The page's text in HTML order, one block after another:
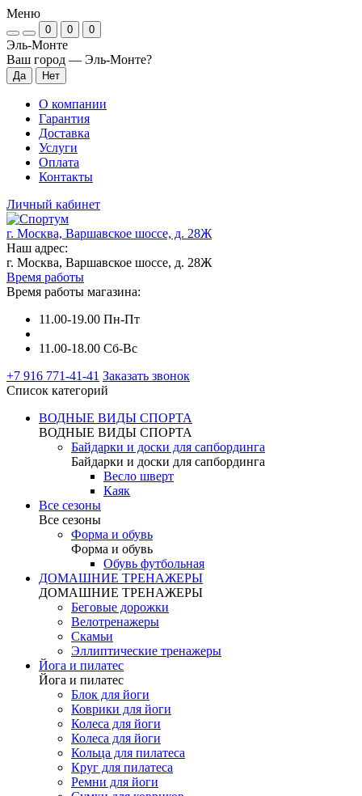
Меню
0 0 0
Эль-Монте
Ваш город — Эль-Монте?
О компании
Гарантия
Доставка
Услуги
Оплата
Контакты
Личный кабинет
г. Москва, Варшавское шоссе, д. 28Ж
Наш адрес:
г. Москва, Варшавское шоссе, д. 28Ж
Время работы
Время работы магазина:
11.00-19.00 Пн-Пт
11.00-18.00 Сб-Вс
+7 916 771-41-41 Заказать звонок
Список категорий
ВОДНЫЕ ВИДЫ СПОРТА
ВОДНЫЕ ВИДЫ СПОРТА
Байдарки и доски для сапбординга
Байдарки и доски для сапбординга
Весло шверт
Каяк
Все сезоны
Все сезоны
Форма и обувь
Форма и обувь
Обувь футбольная
ДОМАШНИЕ ТРЕНАЖЕРЫ
ДОМАШНИЕ ТРЕНАЖЕРЫ
Беговые дорожки
Велотренажеры
Скамьи
Эллиптические тренажеры
Йога и пилатес
Йога и пилатес
Блок для йоги
Коврики для йоги
Колеса для йоги
Колеса для йоги
Кольца для пилатеса
Круг для пилатеса
Ремни для йоги